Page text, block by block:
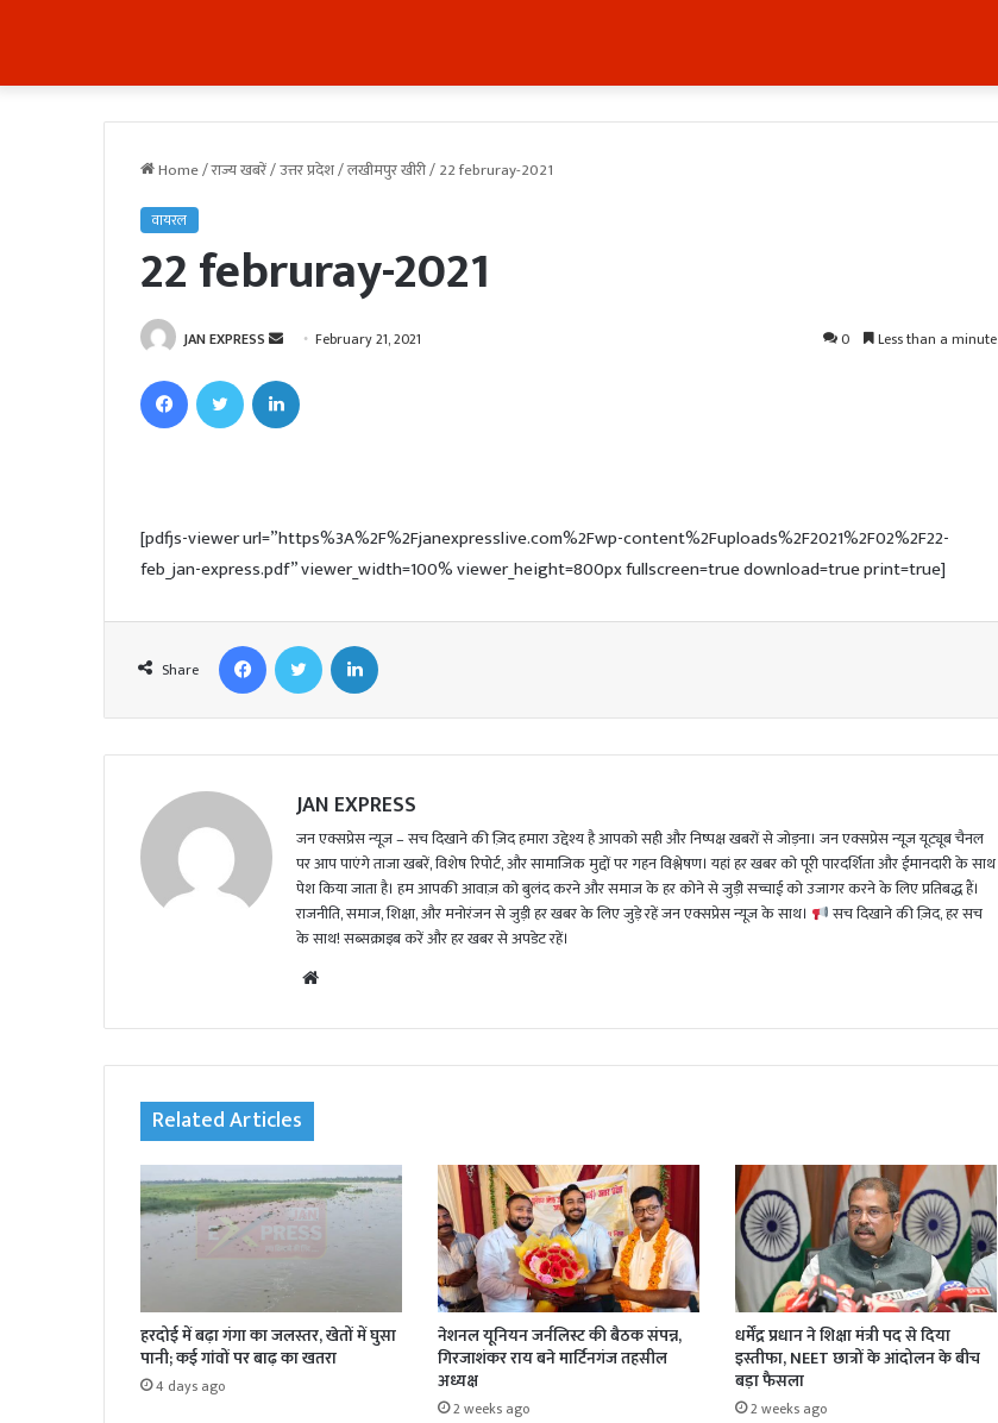
Home/राज्य खबरें/उत्तर प्रदेश/लखीमपुर खीरी/22 februray-2021
वायरल
22 februray-2021
JAN EXPRESS
d
m
a
l
February 21, 2021 0 Less than a minute
[pdfjs-viewer url=”https%3A%2F%2Fjanexpresslive.com%2Fwp-content%2Fuploads%2F2021%2F02%2F22-
feb_jan-express.pdf” viewer_width=100% viewer_height=800px fullscreen=true download=true print=true]
Share
JAN EXPRESS
जन एक्सप्रेस न्यूज़ – सच दिखाने की ज़िद हमारा उद्देश्य है आपको सही और निष्पक्ष खबरों से जोड़ना। जन एक्सप्रेस न्यूज़ यूट्यूब चैनल
पर आप पाएंगे ताजा खबरें, विशेष रिपोर्ट, और सामाजिक मुद्दों पर गहन विश्लेषण। यहां हर खबर को पूरी पारदर्शिता और ईमानदारी के साथ
पेश किया जाता है। हम आपकी आवाज़ को बुलंद करने और समाज के हर कोने से जुड़ी सच्चाई को उजागर करने के लिए प्रतिबद्ध हैं।
राजनीति, समाज, शिक्षा, और मनोरंजन से जुड़ी हर खबर के लिए जुड़े रहें जन एक्सप्रेस न्यूज़ के साथ।
सच दिखाने की ज़िद, हर सच
के साथ! सब्सक्राइब करें और हर खबर से अपडेट रहें।
te
Related Articles
हरदोई में बढ़ा गंगा का जलस्तर, खेतों में घुसा
पानी; कई गांवों पर बाढ़ का खतरा
4 days ago
नेशनल यूनियन जर्नलिस्ट की बैठक संपन्न,
गिरजाशंकर राय बने मार्टिनगंज तहसील
अध्यक्ष
2 weeks ago
धर्मेंद्र प्रधान ने शिक्षा मंत्री पद से दिया
इस्तीफा, NEET छात्रों के आंदोलन के बीच
बड़ा फैसला
2 weeks ago